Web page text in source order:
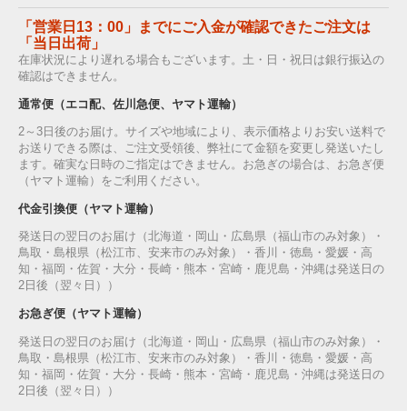
「営業日13：00」までにご入金が確認できたご注文は
「当日出荷」
在庫状況により遅れる場合もございます。土・日・祝日は銀行振込の
確認はできません。
通常便（エコ配、佐川急便、ヤマト運輸）
2～3日後のお届け。サイズや地域により、表示価格よりお安い送料で
お送りできる際は、ご注文受領後、弊社にて金額を変更し発送いたし
ます。確実な日時のご指定はできません。お急ぎの場合は、お急ぎ便
（ヤマト運輸）をご利用ください。
代金引換便（ヤマト運輸）
発送日の翌日のお届け（北海道・岡山・広島県（福山市のみ対象）・
鳥取・島根県（松江市、安来市のみ対象）・香川・徳島・愛媛・高
知・福岡・佐賀・大分・長崎・熊本・宮崎・鹿児島・沖縄は発送日の
2日後（翌々日））
お急ぎ便（ヤマト運輸）
発送日の翌日のお届け（北海道・岡山・広島県（福山市のみ対象）・
鳥取・島根県（松江市、安来市のみ対象）・香川・徳島・愛媛・高
知・福岡・佐賀・大分・長崎・熊本・宮崎・鹿児島・沖縄は発送日の
2日後（翌々日））